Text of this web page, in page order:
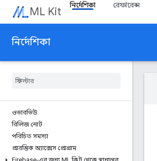
ML Kit নির্দেশিকা রেফারেন্স
নির্দেশিকা
ওভারভিউ
রিলিজ নোট
পরিচিত সমস্যা
প্রারম্ভিক অ্যাক্সেস প্রোগ্রাম